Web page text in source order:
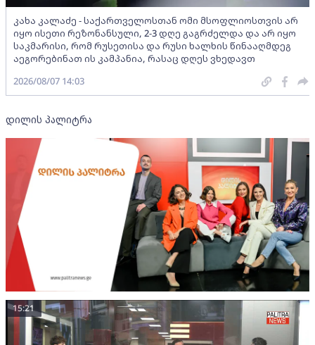
კახა კალაძე - საქართველოსთან ომი მსოფლიოსთვის არ
იყო ისეთი რეზონანსული, 2-3 დღე გაგრძელდა და არ იყო
საკმარისი, რომ რუსეთისა და რუსი ხალხის წინააღმდეგ
აეგორებინათ ის კამპანია, რასაც დღეს ვხედავთ
2026/08/07 14:03
დილის პალიტრა
15:21